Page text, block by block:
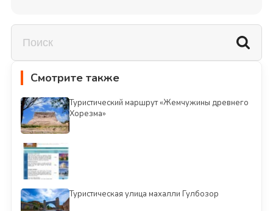
Смотрите также
Туристический маршрут «Жемчужины древнего
Хорезма»
Туристическая улица махалли Гулбозор